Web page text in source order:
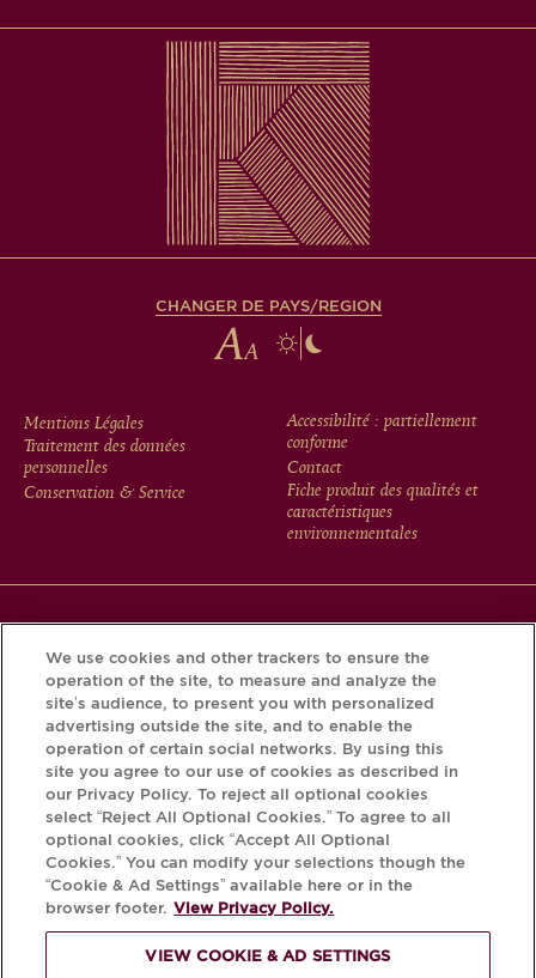
CHANGER DE PAYS/REGION
FOOTER
MENU
Mentions Légales
Traitement des données
personnelles
Conservation & Service
Accessibilité : partiellement
conforme
Contact
Fiche produit des qualités et
caractéristiques
environnementales
votre bouteille grâce au Krug iD.
L'ABUS D'ALCOOL EST DANGEREUX
POUR LA SANTÉ, À CONSOMMER AVEC
We use cookies and other trackers to ensure the
operation of the site, to measure and analyze the
site’s audience, to present you with personalized
advertising outside the site, and to enable the
operation of certain social networks. By using this
site you agree to our use of cookies as described in
our Privacy Policy. To reject all optional cookies
select “Reject All Optional Cookies.” To agree to all
optional cookies, click “Accept All Optional
Cookies.” You can modify your selections though the
“Cookie & Ad Settings” available here or in the
browser footer. View Privacy Policy.
VIEW COOKIE & AD SETTINGS